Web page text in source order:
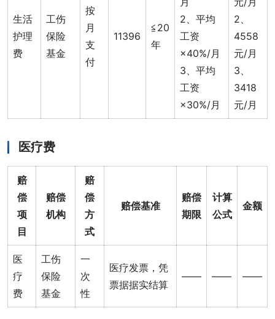
生活
护理
费
工伤
保险
基金
按
月
支
付
11396
≦20
年
2、平均
工资
×40%/月
3、平均
工资
×30%/月
2、
4558
元/月
3、
3418
元/月
医疗费
赔
偿
项
目
赔偿
机构
赔
偿
方
式
赔偿基准
赔偿
期限
计算
公式
金额
医
疗
费
工伤
保险
基金
一
次
性
医疗发票，凭
票据据实结算
—— —— ——